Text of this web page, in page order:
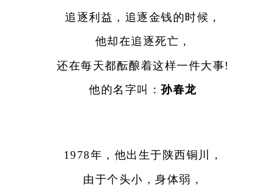
追逐利益，追逐金钱的时候，
他却在追逐死亡，
还在每天都酝酿着这样一件大事!
他的名字叫：孙春龙
1978年，他出生于陕西铜川，
由于个头小，身体弱，